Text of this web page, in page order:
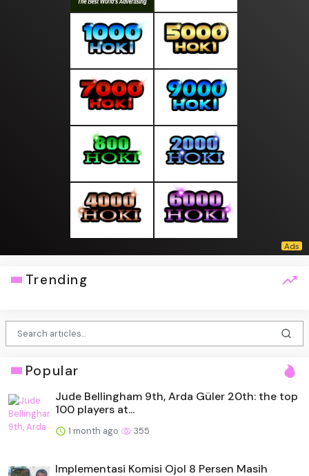
Trending
Popular
Jude Bellingham 9th, Arda Güler 20th: the top
100 players at...
1 month ago 355
Implementasi Komisi Ojol 8 Persen Masih